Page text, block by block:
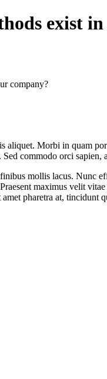
exist
company?
aliquet. Morbi in quam
commodo orci
mollis lacus. Nunc
maximus velit
pharetra at, tincidunt